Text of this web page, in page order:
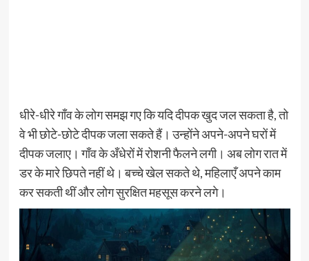
धीरे-धीरे गाँव के लोग समझ गए कि यदि दीपक खुद जल सकता है, तो
वे भी छोटे-छोटे दीपक जला सकते हैं। उन्होंने अपने-अपने घरों में
दीपक जलाए। गाँव के अँधेरों में रोशनी फैलने लगी। अब लोग रात में
डर के मारे छिपते नहीं थे। बच्चे खेल सकते थे, महिलाएँ अपने काम
कर सकती थीं और लोग सुरक्षित महसूस करने लगे।